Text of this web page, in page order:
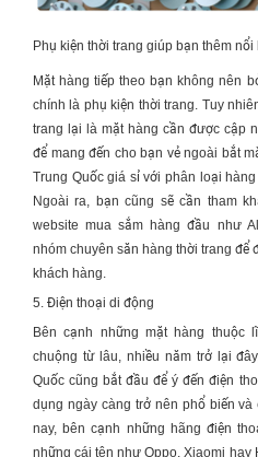
Phụ kiện thời trang giúp bạn thêm nổi
Mặt hàng tiếp theo bạn không nên
chính là phụ kiện thời trang. Tuy
trang lại là mặt hàng cần được cập
để mang đến cho bạn vẻ ngoài bắt
Trung Quốc giá sỉvới phân loại hàng
Ngoài ra, bạn cũng sẽ cần tham
website mua sắm hàng đầu như
nhóm chuyên săn hàng thời trang để
khách hàng.
5. Điện thoại di động
Bên cạnh những mặt hàng thuộc
chuộng từ lâu, nhiều năm trở lại
Quốc cũng bắt đầu để ý đến điện
dụng ngày càng trở nên phổ biến
nay, bên cạnh những hãng điện
những cái tên như Oppo, Xiaomi hay